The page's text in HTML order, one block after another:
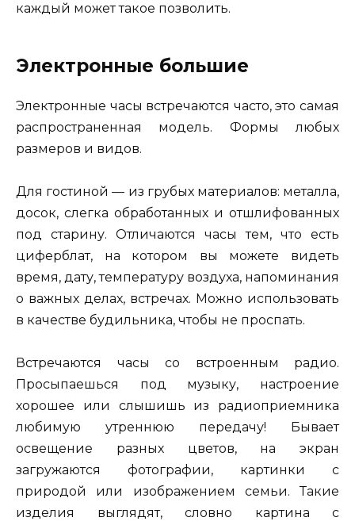
каждый может такое позволить.
Электронные большие
Электронные часы встречаются часто, это самая
распространенная модель. Формы любых
размеров и видов.
Для гостиной — из грубых материалов: металла,
досок, слегка обработанных и отшлифованных
под старину. Отличаются часы тем, что есть
циферблат, на котором вы можете видеть
время, дату, температуру воздуха, напоминания
о важных делах, встречах. Можно использовать
в качестве будильника, чтобы не проспать.
Встречаются часы со встроенным радио.
Просыпаешься под музыку, настроение
хорошее или слышишь из радиоприемника
любимую утреннюю передачу! Бывает
освещение разных цветов, на экран
загружаются фотографии, картинки с
природой или изображением семьи. Такие
изделия выглядят, словно картина с